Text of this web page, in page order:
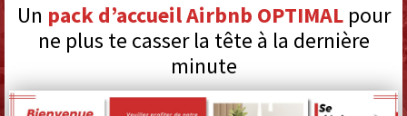
Un pack d’accueil Airbnb OPTIMALpour
ne plus te casser la tête à la dernière
minute